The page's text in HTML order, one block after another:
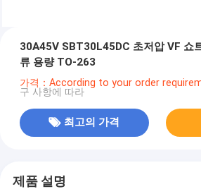
30A45V SBT30L45DC 초저압 VF 쇼
류 용량 TO-263
가격：According to your order
구 사항에 따라
최고의 가격
제품 설명